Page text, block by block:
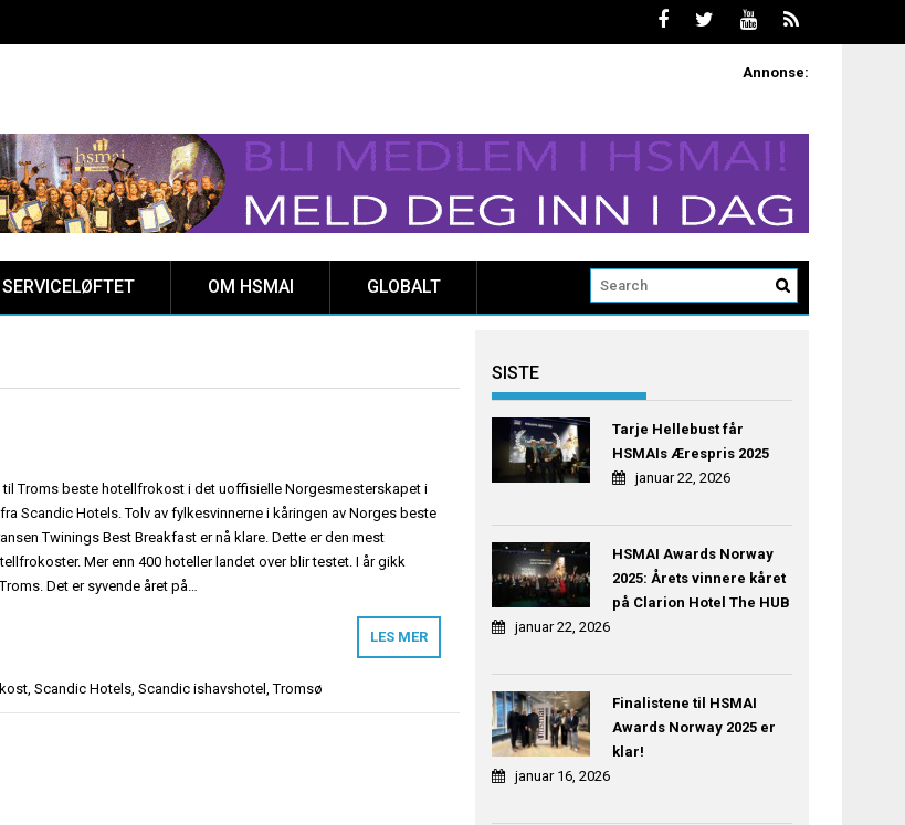
på Clarion Hotel The HUB
Annonse:
SERVICELØFTET OM HSMAI GLOBALT
til Troms beste hotellfrokost i det uoffisielle Norgesmesterskapet i
Scandic Hotels. Tolv av fylkesvinnerne i kåringen av Norges beste
Twinings Best Breakfast er nå klare. Dette er den mest
Mer enn 400 hoteller landet over blir testet. I år gikk
Det er syvende året på…
LES MER
, Scandic Hotels, Scandic ishavshotel ,Tromsø
SISTE
Tarje Hellebust får
HSMAIs Ærespris 2025
januar 22, 2026
HSMAI Awards Norway
2025: Årets vinnere kåret
på Clarion Hotel The HUB
januar 22, 2026
Finalistene til HSMAI
Awards Norway 2025 er
klar!
januar 16, 2026